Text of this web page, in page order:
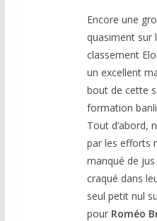
Encore une
quasiment sur
classement
un excellent
bout de cette
formation
Tout d’abord,
par les efforts
manqué de
craqué dans
seul petit nul
pour Roméo